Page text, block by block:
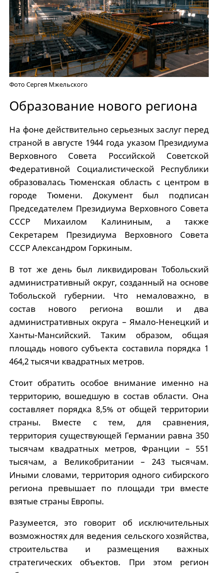
Фото Сергея Мжельского
Образование нового региона
На фоне действительно серьезных заслуг перед
страной в августе 1944 года указом Президиума
Верховного Совета Российской Советской
Федеративной Социалистической Республики
образовалась Тюменская область с центром в
городе Тюмени. Документ был подписан
Председателем Президиума Верховного Совета
СССР Михаилом Калининым, а также
Секретарем Президиума Верховного Совета
СССР Александром Горкиным.
В тот же день был ликвидирован Тобольский
административный округ, созданный на основе
Тобольской губернии. Что немаловажно, в
состав нового региона вошли и два
административных округа – Ямало-Ненецкий и
Ханты-Мансийский. Таким образом, общая
площадь нового субъекта составила порядка 1
464,2 тысячи квадратных метров.
Стоит обратить особое внимание именно на
территорию, вошедшую в состав области. Она
составляет порядка 8,5% от общей территории
страны. Вместе с тем, для сравнения,
территория существующей Германии равна 350
тысячам квадратных метров, Франции – 551
тысячам, а Великобритании – 243 тысячам.
Иными словами, территория одного сибирского
региона превышает по площади три вместе
взятые страны Европы.
Разумеется, это говорит об исключительных
возможностях для ведения сельского хозяйства,
строительства и размещения важных
стратегических объектов. При этом регион